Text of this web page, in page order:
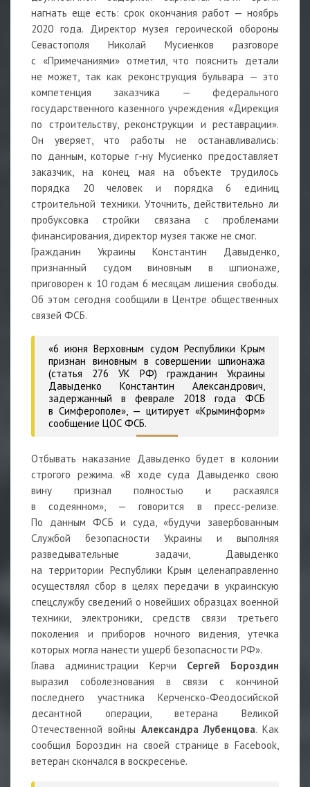
нагнать еще есть: срок окончания работ — ноябрь
2020 года. Директор музея героической обороны
Севастополя Николай Мусиенков разговоре
с «Примечаниями» отметил, что пояснить детали
не может, так как реконструкция бульвара — это
компетенция заказчика — федерального
государственного казенного учреждения «Дирекция
по строительству, реконструкции и реставрации».
Он уверяет, что работы не останавливались:
по данным, которые г-ну Мусиенко предоставляет
заказчик, на конец мая на объекте трудилось
порядка 20 человек и порядка 6 единиц
строительной техники. Уточнить, действительно ли
пробуксовка стройки связана с проблемами
финансирования, директор музея также не смог.
Гражданин Украины Константин Давыденко,
признанный судом виновным в шпионаже,
приговорен к 10 годам 6 месяцам лишения свободы.
Об этом сегодня сообщили в Центре общественных
связей ФСБ.
«6 июня Верховным судом Республики Крым
признан виновным в совершении шпионажа
(статья 276 УК РФ) гражданин Украины
Давыденко Константин Александрович,
задержанный в феврале 2018 года ФСБ
в Симферополе», — цитирует «Крыминформ»
сообщение ЦОС ФСБ.
Отбывать наказание Давыденко будет в колонии
строгого режима. «В ходе суда Давыденко свою
вину признал полностью и раскаялся
в содеянном», — говорится в пресс-релизе.
По данным ФСБ и суда, «будучи завербованным
Службой безопасности Украины и выполняя
разведывательные задачи, Давыденко
на территории Республики Крым целенаправленно
осуществлял сбор в целях передачи в украинскую
спецслужбу сведений о новейших образцах военной
техники, электроники, средств связи третьего
поколения и приборов ночного видения, утечка
которых могла нанести ущерб безопасности РФ».
Глава администрации Керчи Сергей Бороздин
выразил соболезнования в связи с кончиной
последнего участника Керченско-Феодосийской
десантной операции, ветерана Великой
Отечественной войны Александра Лубенцова. Как
сообщил Бороздин на своей странице в Facebook,
ветеран скончался в воскресенье.